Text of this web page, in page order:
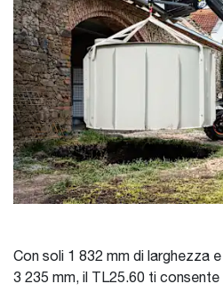
Con soli 1 832 mm di larghezza
3 235 mm, il TL25.60 ti